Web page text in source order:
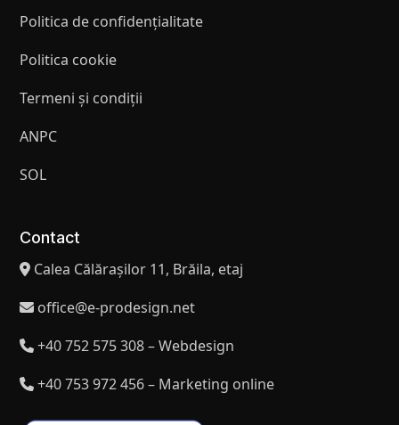
Politica de confidențialitate
Politica cookie
Termeni și condiții
ANPC
SOL
Contact
Calea Călărașilor 11, Brăila, etaj
office@e-prodesign.net
+40 752 575 308 – Webdesign
+40 753 972 456 – Marketing online